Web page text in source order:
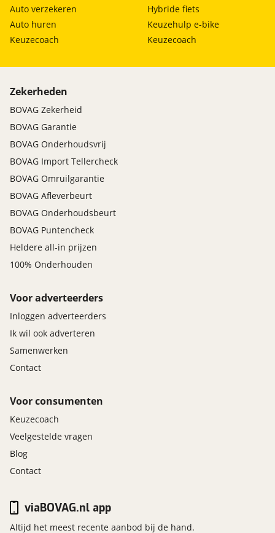
Auto verzekeren
Auto huren
Keuzecoach
Hybride fiets
Keuzehulp e-bike
Keuzecoach
Zekerheden
BOVAG Zekerheid
BOVAG Garantie
BOVAG Onderhoudsvrij
BOVAG Import Tellercheck
BOVAG Omruilgarantie
BOVAG Afleverbeurt
BOVAG Onderhoudsbeurt
BOVAG Puntencheck
Heldere all-in prijzen
100% Onderhouden
Voor adverteerders
Inloggen adverteerders
Ik wil ook adverteren
Samenwerken
Contact
Voor consumenten
Keuzecoach
Veelgestelde vragen
Blog
Contact
viaBOVAG.nl app
Altijd het meest recente aanbod bij de hand.